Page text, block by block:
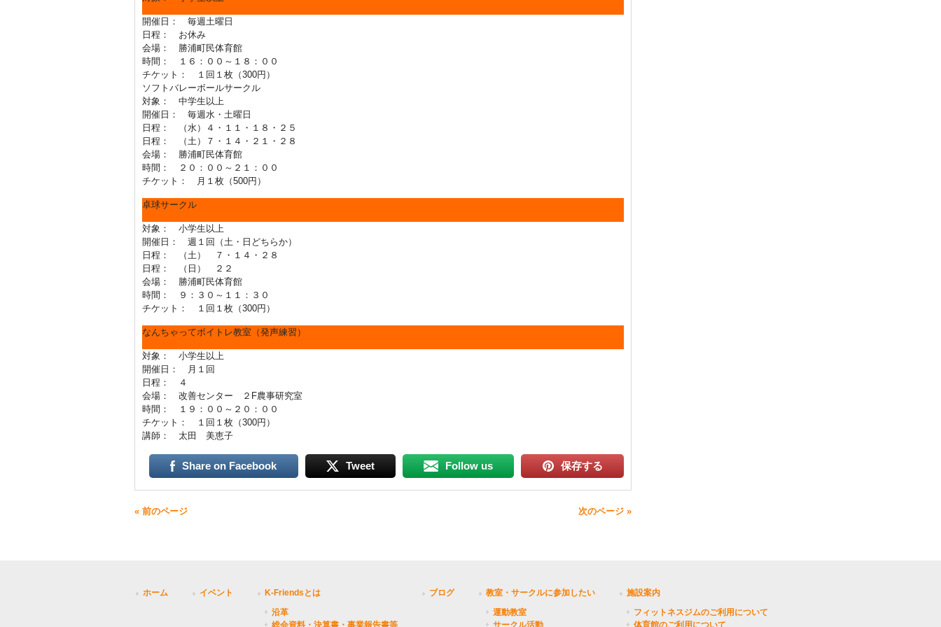
開催日： 毎週土曜日
日程： お休み
会場： 勝浦町民体育館
時間： １６：００～１８：００
チケット： １回１枚（300円）
ソフトバレーボールサークル
対象： 中学生以上
開催日： 毎週水・土曜日
日程： （水）４・１１・１８・２５
日程： （土）７・１４・２１・２８
会場： 勝浦町民体育館
時間： ２０：００～２１：００
チケット： 月１枚（500円）
卓球サークル
対象： 小学生以上
開催日： 週１回（土・日どちらか）
日程： （土） ７・１４・２８
日程： （日） ２２
会場： 勝浦町民体育館
時間： ９：３０～１１：３０
チケット： １回１枚（300円）
なんちゃってボイトレ教室（発声練習）
対象： 小学生以上
開催日： 月１回
日程： ４
会場： 改善センター ２F農事研究室
時間： １９：００～２０：００
チケット： １回１枚（300円）
講師： 太田 美恵子
Share on Facebook Tweet Follow us 保存する
« 前のページ 次のページ »
ホーム イベント
K-Friendsとは
沿革
総会資料・決算書・事業報告書等
ブログ
教室・サークルに参加したい
運動教室
サークル活動
施設案内
フィットネスジムのご利用について
体育館のご利用について